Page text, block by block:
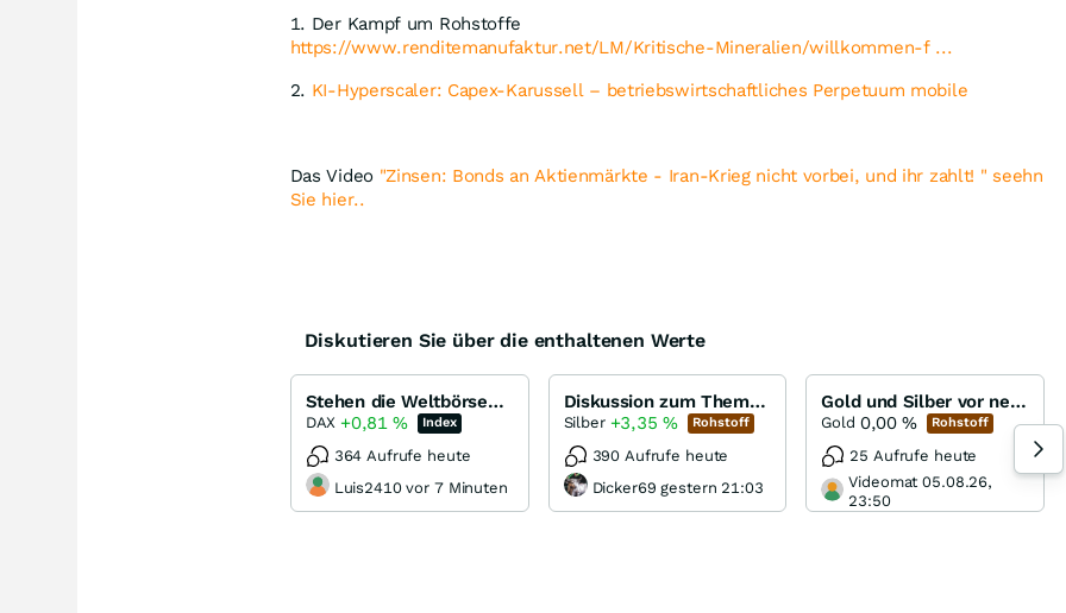
1. Der Kampf um Rohstoffe
https://www.renditemanufaktur.net/LM/Kritische-Mineralien/willkommen-f ...
2. KI-Hyperscaler: Capex-Karussell – betriebswirtschaftliches Perpetuum mobile
Das Video "Zinsen: Bonds an Aktienmärkte - Iran-Krieg nicht vorbei, und ihr zahlt! " seehn
Sie hier..
Diskutieren Sie über die enthaltenen Werte
Stehen die Weltbörsen vor einem Crash ???
DAX +0,81% Index
364 Aufrufe heute
Luis2410 vor 7 Minuten
Diskussion zum Thema Silber
Silber +3,35 % Rohstoff
390 Aufrufe heute
Dicker69 gestern 21:03
Gold und Silber vor neuen Allzeithochs...
Gold 0,00% Rohstoff
25 Aufrufe heute
Videomat 05.08.26,
23:50